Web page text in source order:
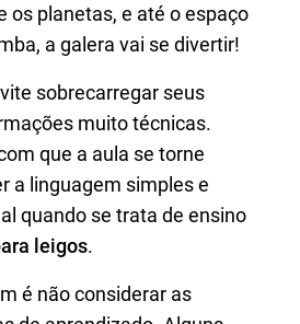
os planetas, e até o espaço
a galera vai se divertir!
sobrecarregar seus
muito técnicas.
que a aula se torne
a linguagem simples e
quando se trata de ensino
leigos.
é não considerar as